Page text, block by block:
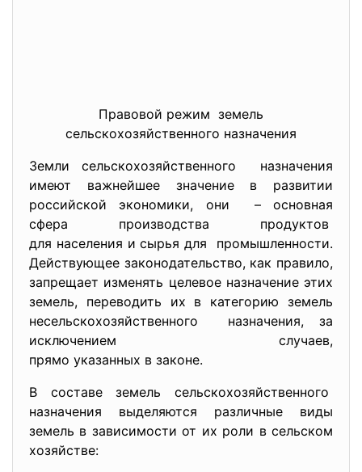
Правовой режим земель
сельскохозяйственного назначения
Земли сельскохозяйственного назначения
имеют важнейшее значение в развитии
российской экономики, они – основная
сфера производства продуктов
для населения и сырья для промышленности.
Действующее законодательство, как правило,
запрещает изменять целевое назначение этих
земель, переводить их в категорию земель
несельскохозяйственного назначения, за
исключением случаев,
прямо указанных в законе.
В составе земель сельскохозяйственного
назначения выделяются различные виды
земель в зависимости от их роли в сельском
хозяйстве: